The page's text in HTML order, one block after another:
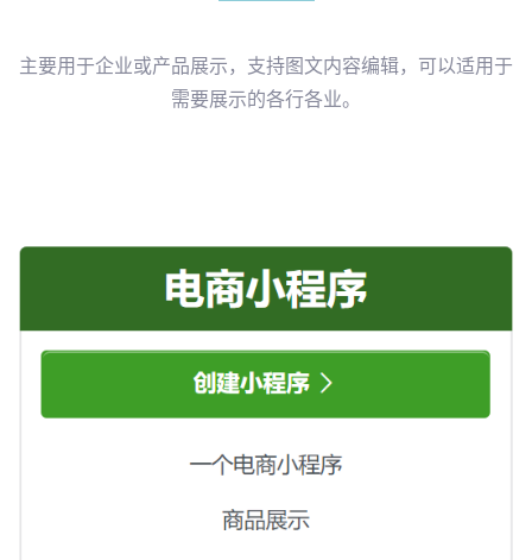
主要用于企业或产品展示，支持图文内容编辑，可以适用于
需要展示的各行各业。